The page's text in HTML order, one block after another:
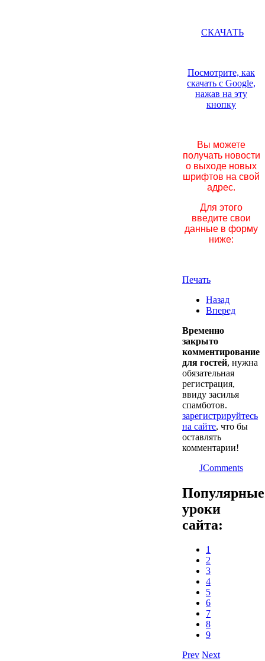
СКАЧАТЬ
Посмотрите, как
скачать с Google,
нажав на эту
кнопку
Вы можете
получать новости
о выходе новых
шрифтов на свой
адрес.
Для этого
введите свои
данные в форму
ниже:
Печать
Назад
Вперед
Временно
закрыто
комментирование
для гостей, нужна
обязательная
регистрация,
ввиду засилья
спамботов.
зарегистрируйтесь
на сайте, что бы
оставлять
комментарии!
JComments
Популярные
уроки
сайта:
1
2
3
4
5
6
7
8
9
Prev Next